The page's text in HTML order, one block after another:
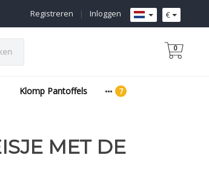
€
Inloggen
|
Registreren
0
Klomp Pantoffels
MET DE